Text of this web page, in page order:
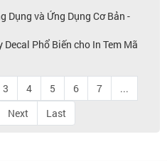
Dụng và Ứng Dụng Cơ Bản -
Phổ Biến cho In Tem Mã
3 4 5 6 7
...
Next Last